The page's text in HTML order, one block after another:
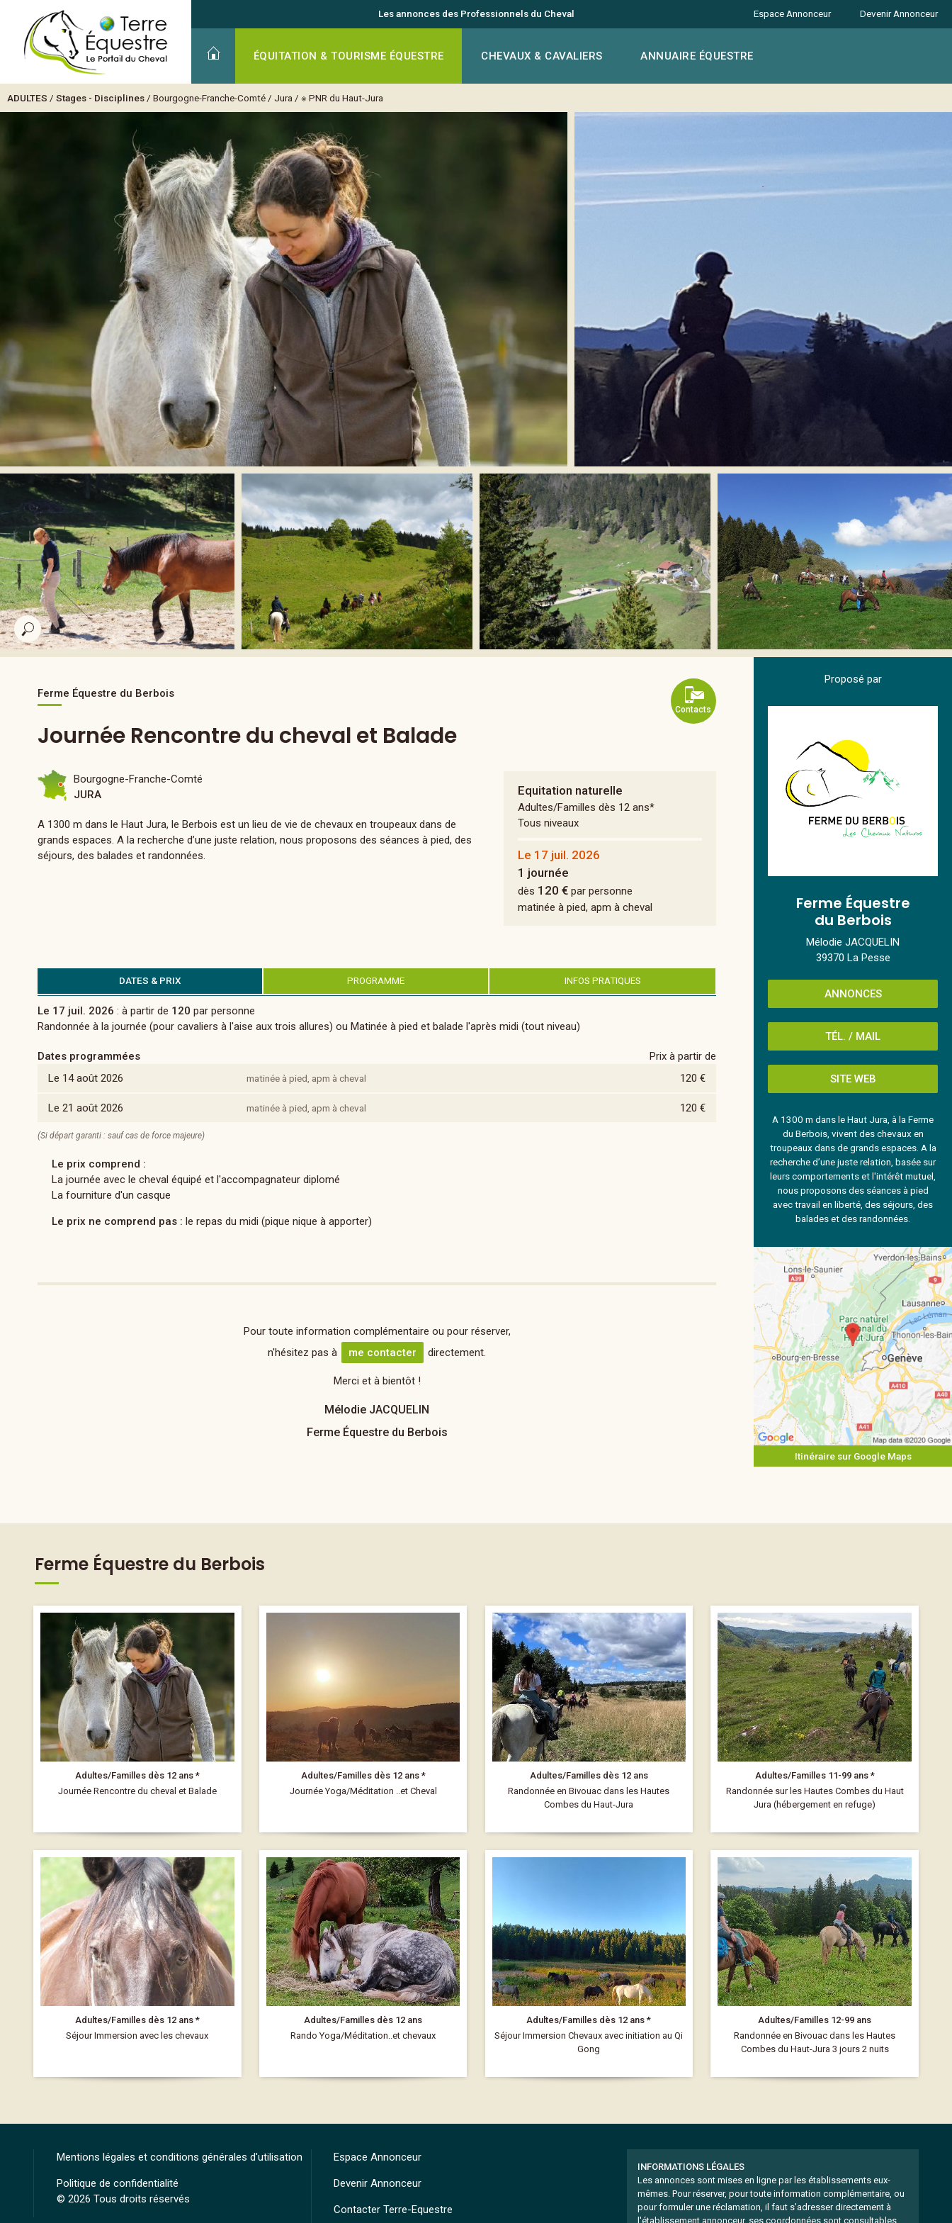
Les annonces des Professionnels du Cheval
ÉQUITATION & TOURISME ÉQUESTRE CHEVAUX & CAVALIERS ANNUAIRE ÉQUESTRE
Espace Annonceur Devenir Annonceur
ADULTES / Stages - Disciplines / Bourgogne-Franche-Comté / Jura / ※ PNR du Haut-Jura
Contacts
Ferme Équestre du Berbois
Journée Rencontre du cheval et Balade
Equitation naturelle
Adultes/Familles dès 12 ans*
Tous niveaux
Le 17 juil. 2026
1 journée
dès 120 €par personne
matinée à pied, apm à cheval
Bourgogne-Franche-Comté
JURA
A 1300 m dans le Haut Jura, le Berbois est un lieu de vie de chevaux en troupeaux dans de
grands espaces. A la recherche d’une juste relation, nous proposons des séances à pied, des
séjours, des balades et randonnées.
DATES & PRIX PROGRAMME INFOS PRATIQUES
Le 17 juil. 2026 : à partir de 120 par personne
Randonnée à la journée (pour cavaliers à l'aise aux trois allures) ou Matinée à pied et balade l'après midi (tout niveau)
Dates programmées
Prix à partir de
Le 14 août 2026
120 €
matinée à pied, apm à cheval
Le 21 août 2026 120 €
matinée à pied, apm à cheval
(Si départ garanti : sauf cas de force majeure)
Le prix comprend :
La journée avec le cheval équipé et l'accompagnateur diplomé
La fourniture d'un casque
Le prix ne comprend pas : le repas du midi (pique nique à apporter)
Pour toute information complémentaire ou pour réserver,
n'hésitez pas à
me contacter directement.
Merci et à bientôt !
Mélodie JACQUELIN
Ferme Équestre du Berbois
Proposé par
Ferme Équestre
du Berbois
Mélodie JACQUELIN
39370 La Pesse
ANNONCES
TÉL. / MAIL
SITE WEB
A 1300 m dans le Haut Jura, à la Ferme
du Berbois, vivent des chevaux en
troupeaux dans de grands espaces. A la
recherche d’une juste relation, basée sur
leurs comportements et l'intérêt mutuel,
nous proposons des séances à pied
avec travail en liberté, des séjours, des
balades et des randonnées.
Itinéraire sur Google Maps
Ferme Équestre du Berbois
Adultes/Familles dès 12 ans *
Journée Rencontre du cheval et Balade
Adultes/Familles dès 12 ans *
Journée Yoga/Méditation ..et Cheval
Adultes/Familles dès 12 ans
Randonnée en Bivouac dans les Hautes
Combes du Haut-Jura
Adultes/Familles 11-99 ans *
Randonnée sur les Hautes Combes du Haut
Jura (hébergement en refuge)
Adultes/Familles dès 12 ans *
Séjour Immersion avec les chevaux
Adultes/Familles dès 12 ans
Rando Yoga/Méditation..et chevaux
Adultes/Familles dès 12 ans *
Séjour Immersion Chevaux avec initiation au Qi
Gong
Adultes/Familles 12-99 ans
Randonnée en Bivouac dans les Hautes
Combes du Haut-Jura 3 jours 2 nuits
INFORMATIONS LÉGALES
Les annonces sont mises en ligne par les établissements eux-
mêmes. Pour réserver, pour toute information complémentaire, ou
pour formuler une réclamation, il faut s'adresser directement à
l'établissement annonceur, ses coordonnées sont consultables
Mentions légales et conditions générales d'utilisation
Politique de confidentialité
© 2026 Tous droits réservés
Espace Annonceur
Devenir Annonceur
Contacter Terre-Equestre